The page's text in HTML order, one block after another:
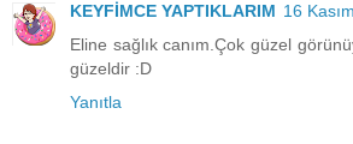
KEYFİMCE YAPTIKLARIM 16
Eline sağlık canım.Çok güzel
güzeldir :D
Yanıtla